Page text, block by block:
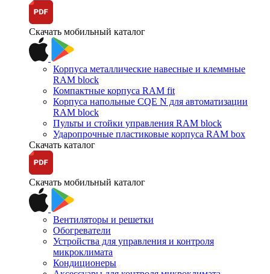
Скачать мобильный каталог
Корпуса металлические навесные и клеммные
RAM block
Компактные корпуса RAM fit
Корпуса напольные CQE N для автоматизации
RAM block
Пульты и стойки управления RAM block
Ударопрочные пластиковые корпуса RAM box
Скачать каталог
Скачать мобильный каталог
Вентиляторы и решетки
Обогреватели
Устройства для управления и контроля
микроклимата
Кондиционеры